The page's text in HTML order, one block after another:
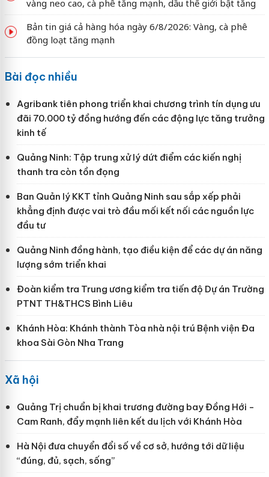
vàng neo cao, cà phê tăng mạnh, dầu thế giới bật tăng
Bản tin giá cả hàng hóa ngày 6/8/2026: Vàng, cà phê
đồng loạt tăng mạnh
Bài đọc nhiều
Agribank tiên phong triển khai chương trình tín dụng ưu
đãi 70.000 tỷ đồng hướng đến các động lực tăng trưởng
kinh tế
Quảng Ninh: Tập trung xử lý dứt điểm các kiến nghị
thanh tra còn tồn đọng
Ban Quản lý KKT tỉnh Quảng Ninh sau sắp xếp phải
khẳng định được vai trò đầu mối kết nối các nguồn lực
đầu tư
Quảng Ninh đồng hành, tạo điều kiện để các dự án năng
lượng sớm triển khai
Đoàn kiểm tra Trung ương kiểm tra tiến độ Dự án Trường
PTNT TH&THCS Bình Liêu
Khánh Hòa: Khánh thành Tòa nhà nội trú Bệnh viện Đa
khoa Sài Gòn Nha Trang
Xã hội
Quảng Trị chuẩn bị khai trương đường bay Đồng Hới -
Cam Ranh, đẩy mạnh liên kết du lịch với Khánh Hòa
Hà Nội đưa chuyển đổi số về cơ sở, hướng tới dữ liệu
“đúng, đủ, sạch, sống”